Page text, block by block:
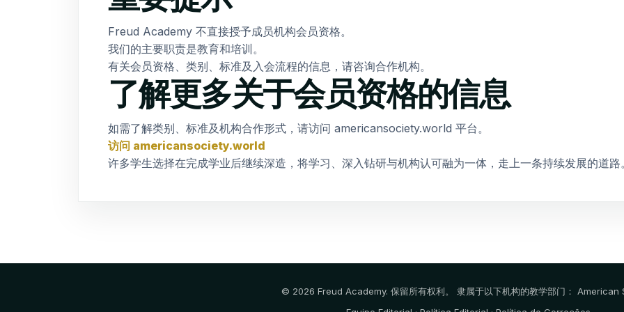
Freud Academy 不直接授予成员机构会员资格。
我们的主要职责是教育和培训。
有关会员资格、类别、标准及入会流程的信息，请咨询合作机构。
了解更多关于会员资格的信息
如需了解类别、标准及机构合作形式，请访问 americansociety.world 平台。
访问 americansociety.world
许多学生选择在完成学业后继续深造，将学习、深入钻研与机构认可融为一体，走上一条持续发展的道路。
© 2026 Freud Academy. 保留所有权利。 隶属于以下机构的教学部门： American